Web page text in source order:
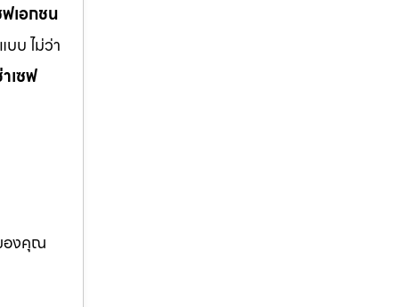
เอกชน
บ ไม่ว่า
าเซฟ
องคุณ